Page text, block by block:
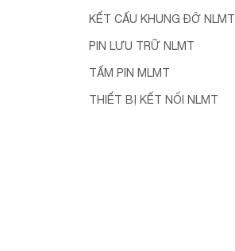
KẾT CẤU KHUNG ĐỠ NLMT
PIN LƯU TRỮ NLMT
TẤM PIN MLMT
THIẾT BỊ KẾT NỐI NLMT